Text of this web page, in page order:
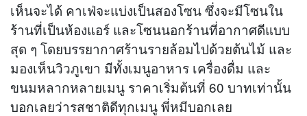
เห็นจะได้ คาเฟ่จะแบ่งเป็นสองโซน ซึ่งจะมีโซนใน
ร้านที่เป็นห้องแอร์ และโซนนอกร้านที่อากาศดีแบบ
สุด ๆ โดยบรรยากาศร้านรายล้อมไปด้วยต้นไม้ และ
มองเห็นวิวภูเขา มีทั้งเมนูอาหาร เครื่องดื่ม และ
ขนมหลากหลายเมนู ราคาเริ่มต้นที่ 60 บาทเท่านั้น
บอกเลยว่ารสชาติดีทุกเมนู พี่หมีบอกเลย